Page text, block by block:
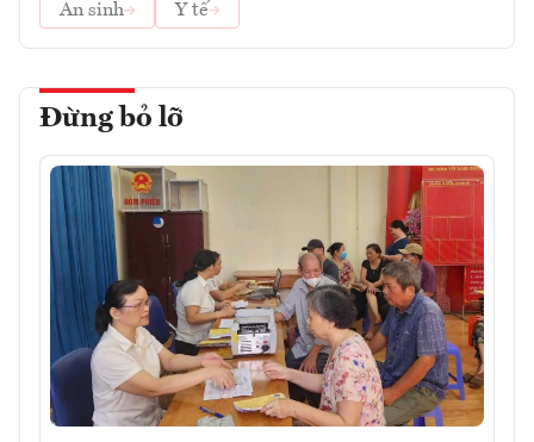
An sinh
Y tế
Đừng bỏ lỡ